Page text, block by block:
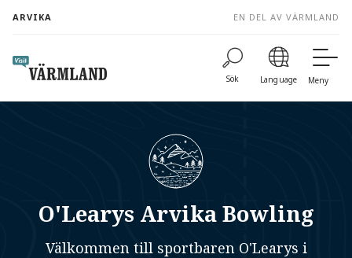
content
ARVIKA EN DEL AV VÄRMLAND
Sök Language Meny
O'Learys Arvika Bowling
Välkommen till sportbaren O'Learys i